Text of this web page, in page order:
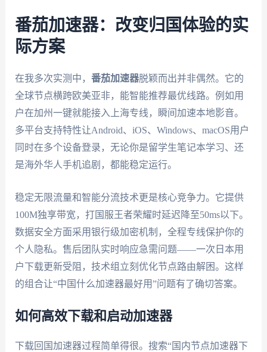
番茄加速器：改变归国体验的实
际方案
在我多次实测中， 番茄加速器脱颖而出并非偶然。它的
全球节点横跨欧美亚非，能智能推荐最优线路。例如用
户在加州一键就能接入上海专线，瞬间加速本地影音。
多平台支持特性让Android、iOS、Windows、macOS用户
同时在多个设备登录，无论你是留学生笔记本学习、还
是海外华人手机追剧，都能稳定运行。
稳定无限流量和智能分流技术更是核心竞争力。它提供
100M独享带宽，打国服王者荣耀时延迟降至50ms以下。
数据安全方面采用银行级加密机制，全程专线保护你的
个人隐私。售后团队实时响应急需问题——一次日本用
户下载更新受阻，技术组立刻优化节点路由解困。这样
的组合让“中国什么加速器最好用”问题有了确切答案。
如何高效下载和启动加速器
下载回国加速器过程简单得很。搜索“国内节点加速器下